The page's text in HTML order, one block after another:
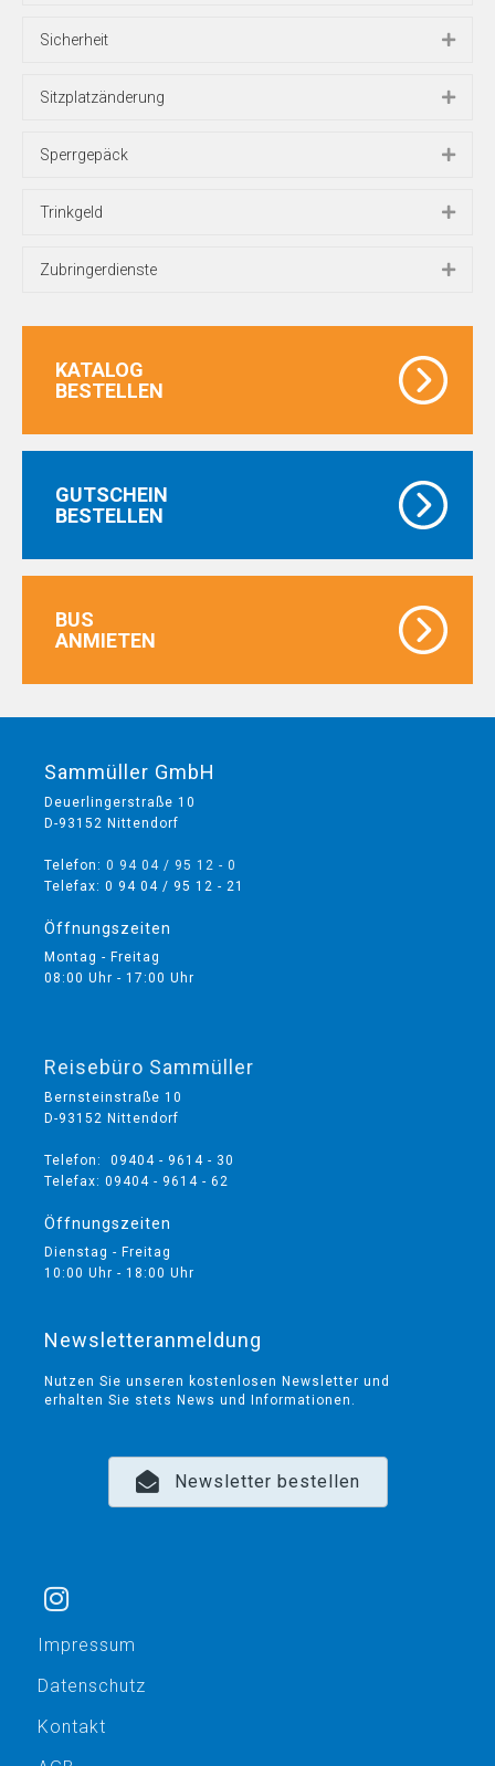
Sicherheit
Sitzplatzänderung
Sperrgepäck
Trinkgeld
Zubringerdienste
KATALOG
BESTELLEN
GUTSCHEIN
BESTELLEN
BUS
ANMIETEN
Sammüller GmbH
Deuerlingerstraße 10
D-93152 Nittendorf
Telefon: 0 94 04 / 95 12 - 0
Telefax: 0 94 04 / 95 12 - 21
Öffnungszeiten
Montag - Freitag
08:00 Uhr - 17:00 Uhr
Reisebüro Sammüller
Bernsteinstraße 10
D-93152 Nittendorf
Telefon: 09404 - 9614 - 30
Telefax: 09404 - 9614 - 62
Öffnungszeiten
Dienstag - Freitag
10:00 Uhr - 18:00 Uhr
Newsletteranmeldung
Nutzen Sie unseren kostenlosen Newsletter und
erhalten Sie stets News und Informationen.
Newsletter bestellen
Impressum
Datenschutz
Kontakt